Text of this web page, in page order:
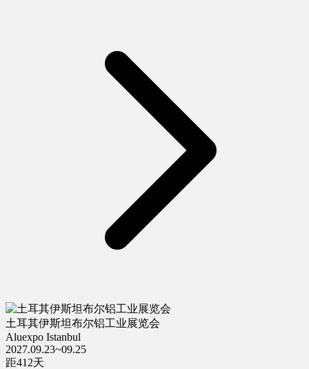
土耳其伊斯坦布尔铝工业展览会
Aluexpo Istanbul
2027.09.23~09.25
距412天